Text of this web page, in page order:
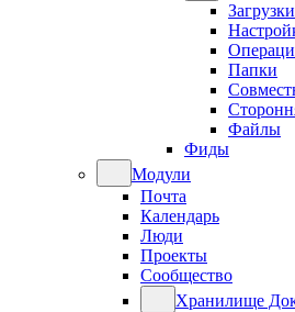
Загрузки
Папки
Файлы
Фиды
Модули
Почта
Календарь
Люди
Проекты
Сообщество
Хранилище